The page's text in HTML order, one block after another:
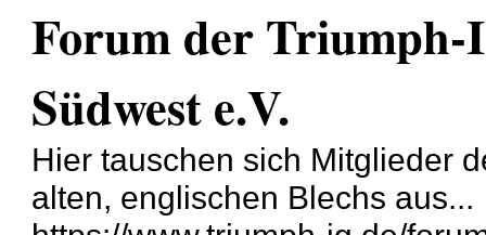
Forum der Triumph-
Südwest e.V.
Hier tauschen sich Mitglieder
alten, englischen Blechs aus...